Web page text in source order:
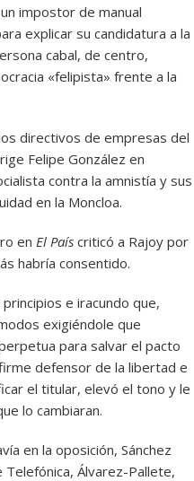
impostor de manual
explicar su candidatura a la
cabal, de centro,
«felipista» frente a la
directivos de empresas del
Felipe González en
contra la amnistía y sus
en la Moncloa.
en El País criticó a Rajoy por
habría consentido.
e iracundo que,
exigiéndole que
para salvar el pacto
defensor de la libertad e
el titular, elevó el tono y le
lo cambiaran.
en la oposición, Sánchez
Álvarez-Pallete,